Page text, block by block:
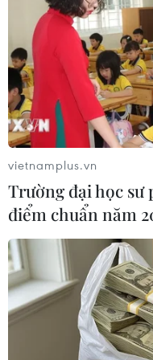
chặn tầm thấp
02/11/2022 23:09
Theo phóng viên
đã thử nghiệm một
diệt thành công một
Vịnh Bengal.
vietnamplus.vn
Trường đại học sư
điểm chuẩn năm